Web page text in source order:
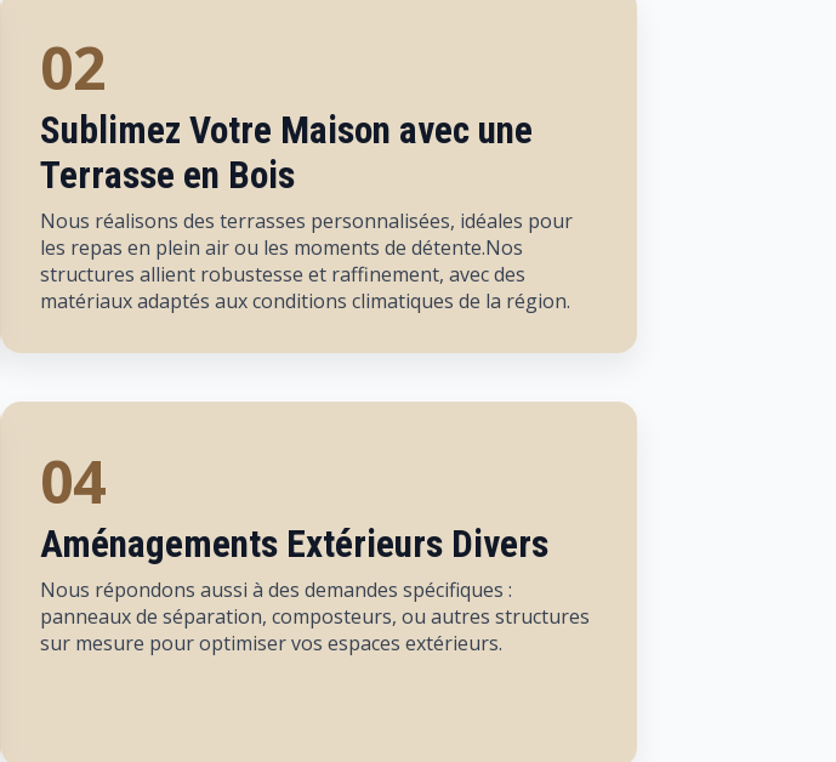
02
Sublimez Votre Maison avec une
Terrasse en Bois
Nous réalisons des terrasses personnalisées, idéales pour
les repas en plein air ou les moments de détente.Nos
structures allient robustesse et raffinement, avec des
matériaux adaptés aux conditions climatiques de la région.
04
Aménagements Extérieurs Divers
Nous répondons aussi à des demandes spécifiques :
panneaux de séparation, composteurs, ou autres structures
sur mesure pour optimiser vos espaces extérieurs.